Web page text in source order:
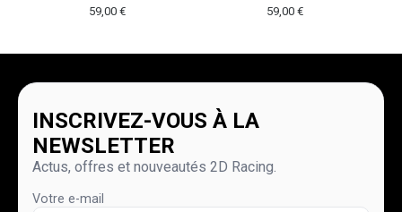
59,00 € 59,00 €
INSCRIVEZ-VOUS À LA
NEWSLETTER
Actus, offres et nouveautés 2D Racing.
Votre e-mail